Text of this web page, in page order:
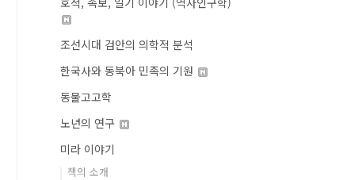
조선시대 검안의 의학적 분석
한국사와 동북아 민족의 기원
동물고고학
노년의 연구
미라 이야기
책의 소개